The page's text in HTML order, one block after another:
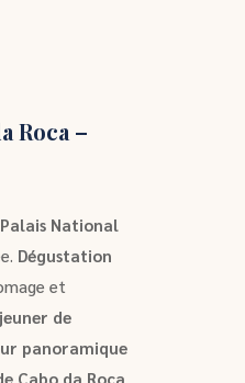
Roca –
National
Dégustation
et
de
panoramique
Cabo da Roca